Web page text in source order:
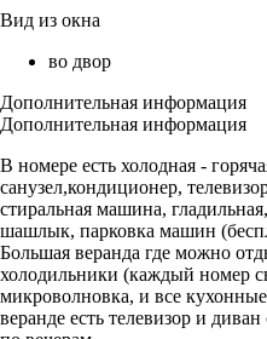
Вид из окна
во двор
Дополнительная информация
Дополнительная информация
В номере есть холодная -
санузел,кондиционер,
стиральная машина,
шашлык, парковка машин
Большая веранда где можно
холодильники (каждый номер
микроволновка, и все
веранде есть телевизор и